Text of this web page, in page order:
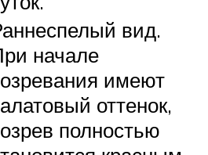
вид.
начале
имеют
оттенок,
полностью